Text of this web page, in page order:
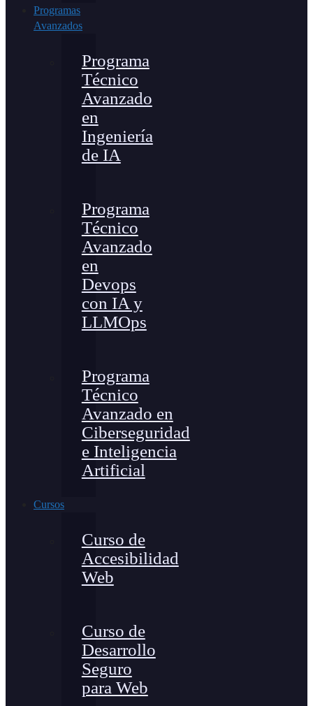
Programas
Avanzados
Programa
Técnico
Avanzado
en
Ingeniería
de IA
Programa
Técnico
Avanzado
en
Devops
con IA y
LLMOps
Programa
Técnico
Avanzado en
Ciberseguridad
e Inteligencia
Artificial
Cursos
Curso de
Accesibilidad
Web
Curso de
Desarrollo
Seguro
para Web